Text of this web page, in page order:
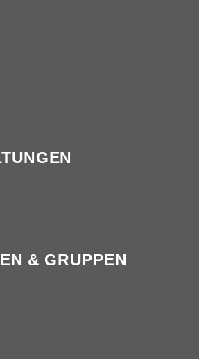
& GRUPPEN